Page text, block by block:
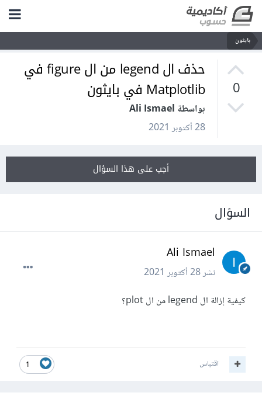
بايثون
0
حذف ال legend من ال figure في
Matplotlib في بايثون
بواسطة Ali Ismael
28 أكتوبر 2021
أجب على هذا السؤال
السؤال
Ali Ismael
نشر28 أكتوبر 2021
كيفية إزالة ال legend من ال plot؟
1 اقتباس